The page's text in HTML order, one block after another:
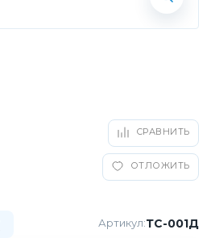
СРАВНИТЬ
ОТЛОЖИТЬ
Артикул:ТС-001Д